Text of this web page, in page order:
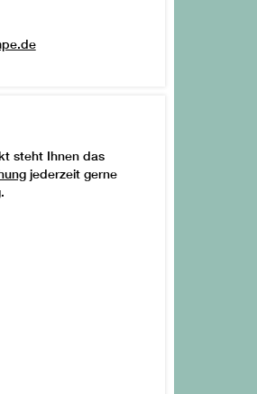
steht Ihnen das
jederzeit gerne